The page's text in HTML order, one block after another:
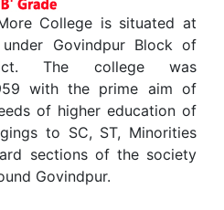
College is situated at
under Govindpur Block of
The college was
with the prime aim of
of higher education of
to SC, ST, Minorities
sections of the society
Govindpur.